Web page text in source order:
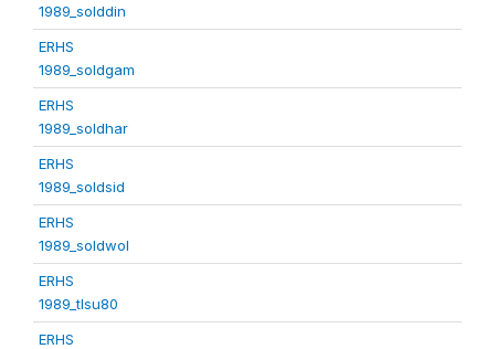
1989_solddin
ERHS
1989_soldgam
ERHS
1989_soldhar
ERHS
1989_soldsid
ERHS
1989_soldwol
ERHS
1989_tlsu80
ERHS